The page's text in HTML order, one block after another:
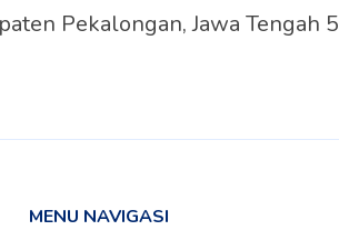
Pekalongan, Jawa Tengah
MENU NAVIGASI